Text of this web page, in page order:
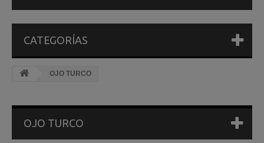
CATEGORÍAS
OJO TURCO
OJO TURCO